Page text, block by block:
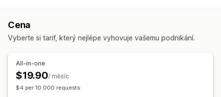
Převod typů souborů
Optimalizace obrázků Optimalizace rychlosti
Sledování výkonu
Skóre SEO
Cena
Vyberte si tarif, který nejlépe vyhovuje vašemu podnikání.
All-in-one
$19.90/ měsíc
$4 per 10.000 requests